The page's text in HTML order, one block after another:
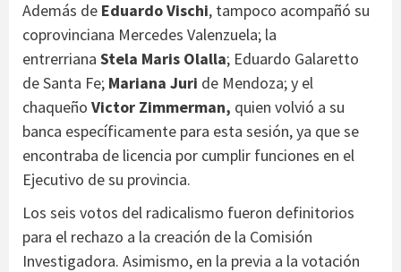
Además de Eduardo Vischi, tampoco acompañó su
coprovinciana Mercedes Valenzuela; la
entrerriana Stela Maris Olalla; Eduardo Galaretto
de Santa Fe; Mariana Juri de Mendoza; y el
chaqueño Victor Zimmerman, quien volvió a su
banca específicamente para esta sesión, ya que se
encontraba de licencia por cumplir funciones en el
Ejecutivo de su provincia.
Los seis votos del radicalismo fueron definitorios
para el rechazo a la creación de la Comisión
Investigadora. Asimismo, en la previa a la votación